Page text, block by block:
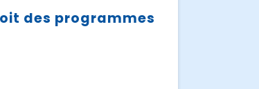
des programmes